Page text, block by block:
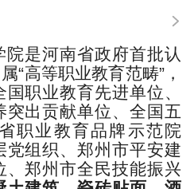
是河南省政府首批认
“高等职业教育范畴”，
职业教育先进单位、
突出贡献单位、全国五
职业教育品牌示范院
组织、郑州市平安建
郑州市全民技能振兴